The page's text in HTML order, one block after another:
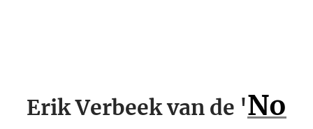
Erik Verbeek van de 'No